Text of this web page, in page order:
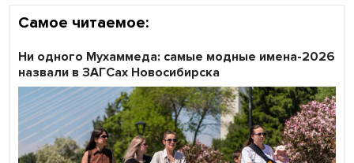
Самое читаемое:
Ни одного Мухаммеда: самые модные имена-2026
назвали в ЗАГСах Новосибирска